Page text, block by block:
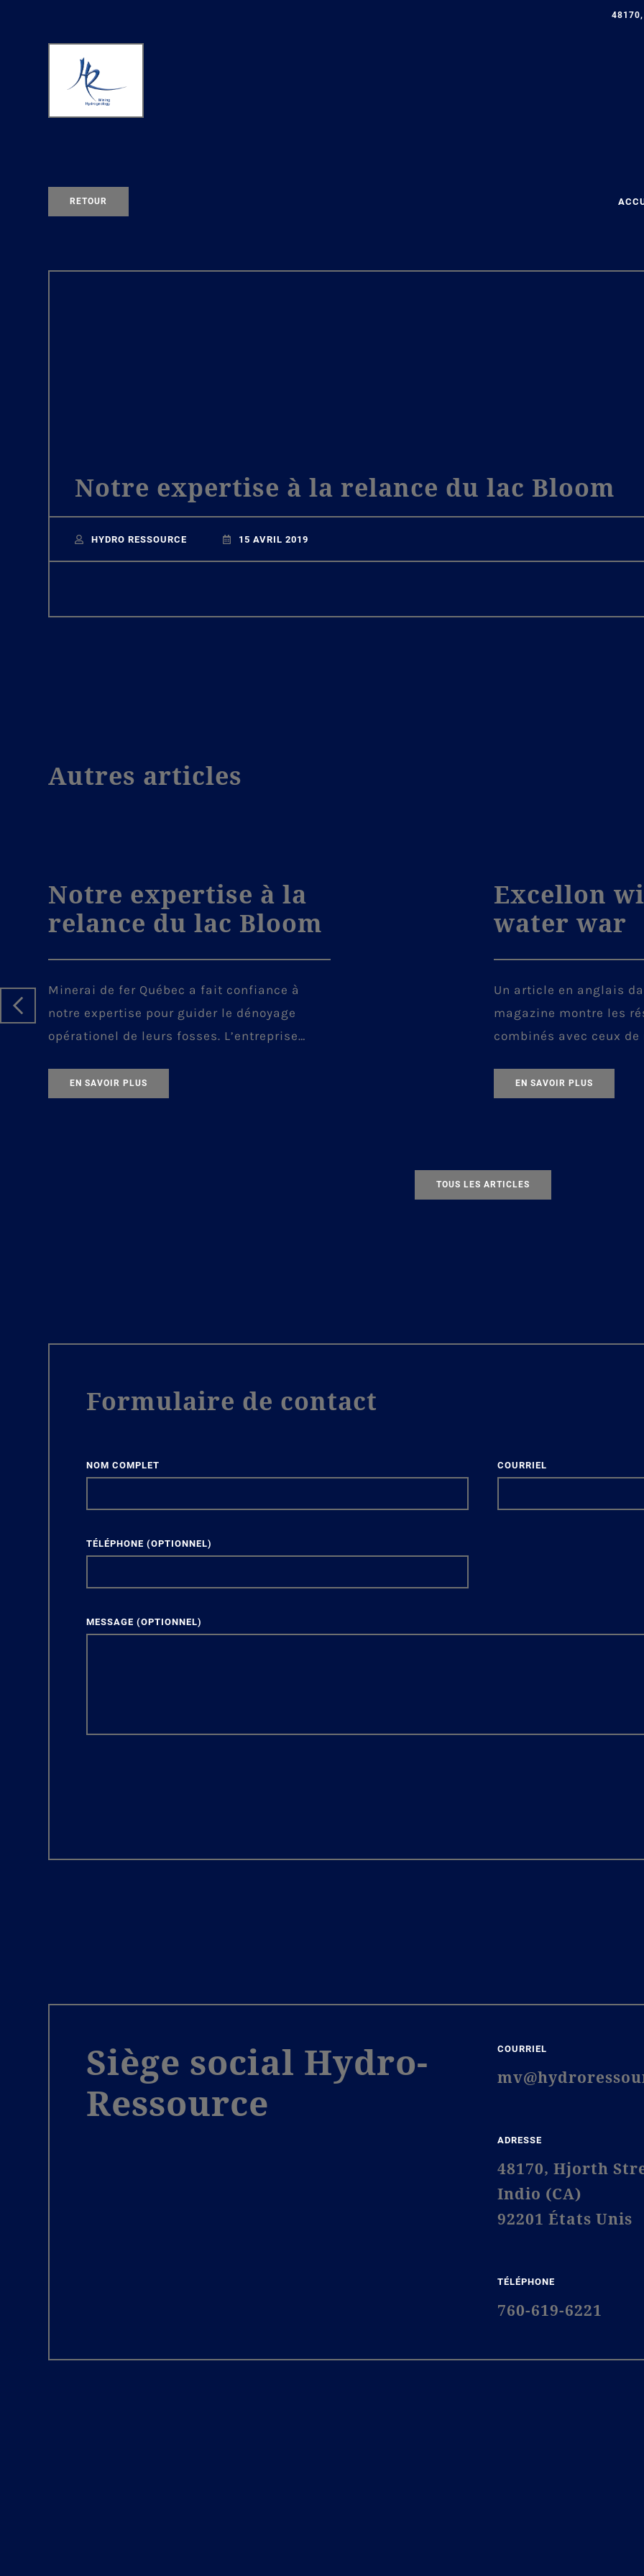
48170,
RETOUR
Notre expertise à la relance du lac Bloom
HYDRO RESSOURCE 15 AVRIL 2019
Autres articles
Notre expertise à la
relance du lac Bloom
Minerai de fer Québec a fait confiance à
notre expertise pour guider le dénoyage
opérationel de leurs fosses. L’entreprise
la relance de la mine du Lac Bloom, à
EN SAVOIR PLUS
Excellon
water war
Un article en anglais
magazine montre les
combinés avec ceux
Platosa d’Excellon
EN SAVOIR PLUS
TOUS LES ARTICLES
Formulaire de contact
NOM COMPLET COURRIEL
TÉLÉPHONE (OPTIONNEL)
MESSAGE (OPTIONNEL)
Siège social Hydro-
Ressource
COURRIEL
ADRESSE
48170, Hjorth
Indio (CA)
92201 États Unis
TÉLÉPHONE
760-619-6221